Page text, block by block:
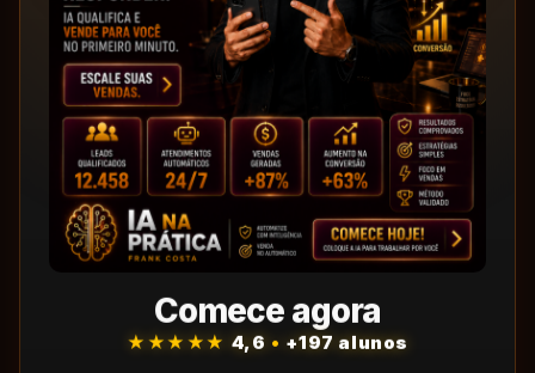
Comece agora
★★★★★ 4,6 • +197 alunos